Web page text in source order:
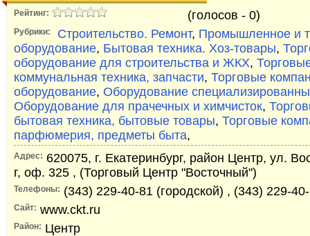
Рейтинг: (голосов - 0)
Рубрики: Строительство. Ремонт, Промышленное и
оборудование, Бытовая техника. Хоз-товары,
оборудование для строительства и ЖКХ,
коммунальная техника, запчасти, Торговые
оборудование, Оборудование
Оборудование для прачечных и химчисток,
бытовая техника, бытовые товары, Торговые
парфюмерия, предметы быта,
Адрес: 620075, г. Екатеринбург, район Центр, ул.
г, оф. 325 , (Торговый Центр "Восточный")
Телефоны: (343) 229-40-81 (городской) , (343) 229-
Сайт: www.ckt.ru
Район: Центр